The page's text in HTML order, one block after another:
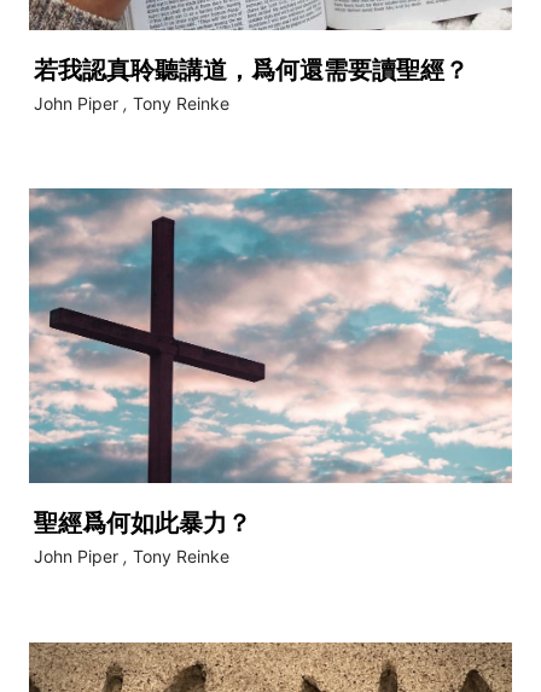
若我認真聆聽講道，爲何還需要讀聖經？
John Piper , Tony Reinke
聖經爲何如此暴力？
John Piper , Tony Reinke